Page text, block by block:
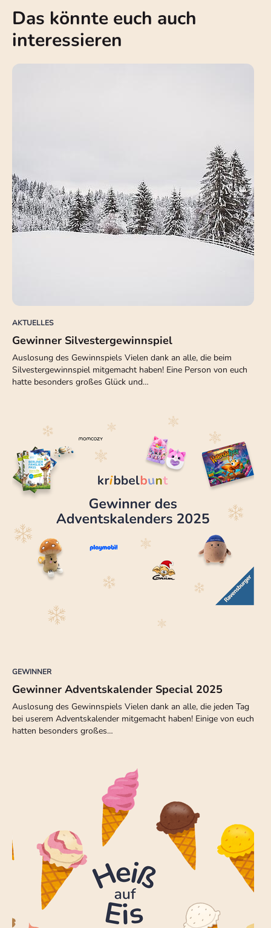
Das könnte euch auch
interessieren
AKTUELLES
Gewinner Silvestergewinnspiel
Auslosung des Gewinnspiels Vielen dank an alle, die beim
Silvestergewinnspiel mitgemacht haben! Eine Person von euch
hatte besonders großes Glück und…
GEWINNER
Gewinner Adventskalender Special 2025
Auslosung des Gewinnspiels Vielen dank an alle, die jeden Tag
bei userem Adventskalender mitgemacht haben! Einige von euch
hatten besonders großes…